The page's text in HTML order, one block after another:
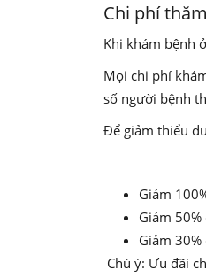
Chi phí
Khi khám bệnh
Mọi chi phí
số người bệnh
Để giảm thiểu
Giảm
Giảm
Giảm
Chú ý: Ưu đãi